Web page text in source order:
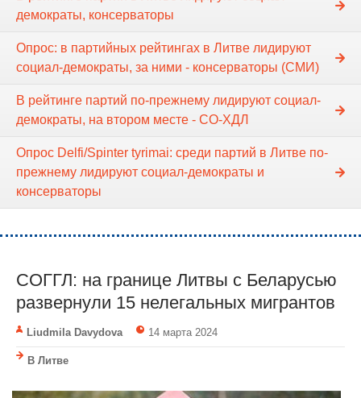
демократы, консерваторы
Опрос: в партийных рейтингах в Литве лидируют
социал-демократы, за ними - консерваторы (СМИ)
В рейтинге партий по-прежнему лидируют социал-
демократы, на втором месте - СО-ХДЛ
Опрос Delfi/Spinter tyrimai: среди партий в Литве по-
прежнему лидируют социал-демократы и
консерваторы
СОГГЛ: на границе Литвы с Беларусью
развернули 15 нелегальных мигрантов
Liudmila Davydova 14 марта 2024
В Литве